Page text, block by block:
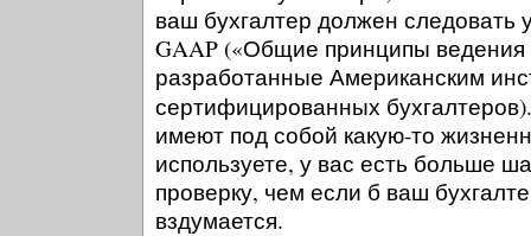
ваш бухгалтер должен следовать
GAAP («Общие принципы ведения
разработанные Американским
сертифицированных
имеют под собой какую-то
используете, у вас есть больше
проверку, чем если б ваш
вздумается.